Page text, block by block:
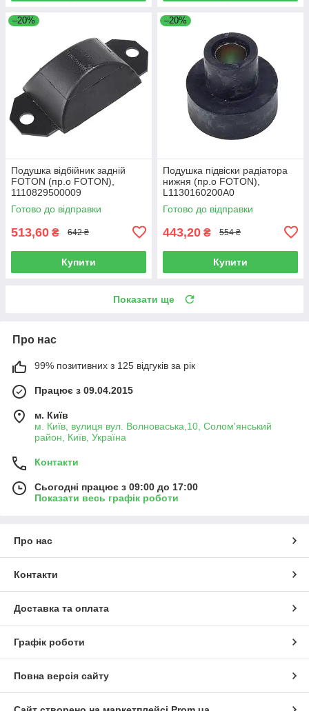
–20%
Подушка відбійник задній
FOTON (пр.о FOTON),
1110829500009
Готово до відправки
513,60 ₴ 642 ₴
Купити
–20%
Подушка підвіски радіатора
нижня (пр.о FOTON),
L1130160200A0
Готово до відправки
443,20 ₴ 554 ₴
Купити
Показати ще
Про нас
99% позитивних з 125 відгуків за рік
Працює з 09.04.2015
м. Київ
м. Київ, вулиця вул. Волноваська,10, Солом'янський
район, Київ, Україна
Контакти
Сьогодні працює з 09:00 до 17:00
Показати весь графік роботи
Про нас
Контакти
Доставка та оплата
Графік роботи
Повна версія сайту